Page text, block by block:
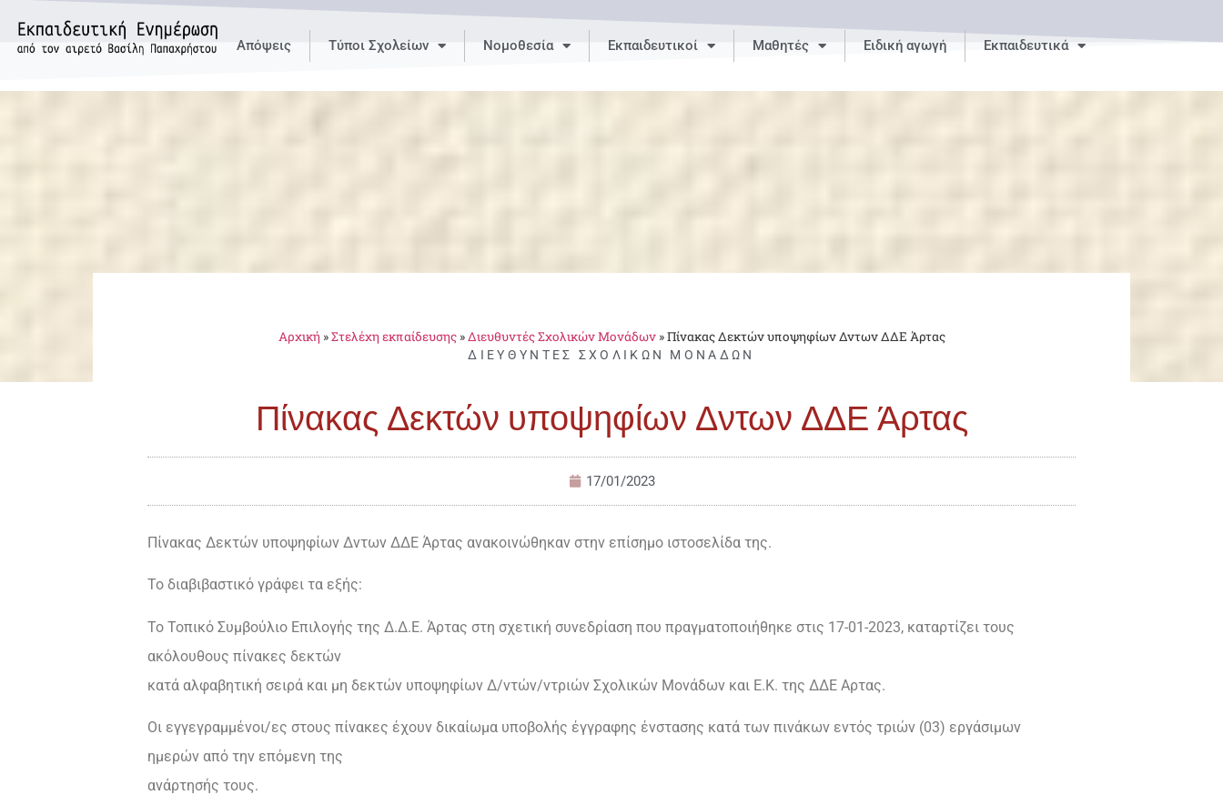
Απόψεις Τύποι Σχολείων Νομοθεσία Εκπαιδευτικοί Μαθητές Ειδική αγωγή Εκπαιδευτικά
Αρχική »Στελέχη εκπαίδευσης»Διευθυντές Σχολικών Μονάδων»Πίνακας Δεκτών υποψηφίων Δντων ΔΔΕ Άρτας
ΔΙΕΥΘΥΝΤΈΣ ΣΧΟΛΙΚΏΝ ΜΟΝΆΔΩΝ
Πίνακας Δεκτών υποψηφίων Δντων ΔΔΕ Άρτας
17/01/2023
Πίνακας Δεκτών υποψηφίων Δντων ΔΔΕ Άρτας ανακοινώθηκαν στην επίσημο ιστοσελίδα της.
Το διαβιβαστικό γράφει τα εξής:
Το Τοπικό Συμβούλιο Επιλογής της Δ.Δ.Ε. Άρτας στη σχετική συνεδρίαση που πραγματοποιήθηκε στις 17-01-2023, καταρτίζει τους
ακόλουθους πίνακες δεκτών
κατά αλφαβητική σειρά και μη δεκτών υποψηφίων Δ/ντών/ντριών Σχολικών Μονάδων και Ε.Κ. της ΔΔΕ Αρτας.
Οι εγγεγραμμένοι/ες στους πίνακες έχουν δικαίωμα υποβολής έγγραφης ένστασης κατά των πινάκων εντός τριών (03) εργάσιμων
ημερών από την επόμενη της
αvάρτησής τους.